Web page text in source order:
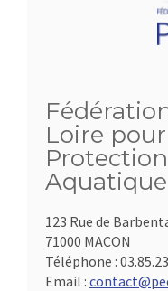
Loire
Aquatique
123 Rue de
71000 MACON
Téléphone :
Email :